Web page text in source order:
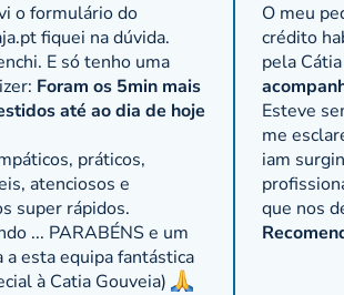
o formulário do
fiquei na dúvida.
E só tenho uma
Foram os 5min mais
até ao dia de hoje
práticos,
atenciosos e
super rápidos.
... PARABÉNS e um
a esta equipa fantástica
à Catia Gouveia)
O meu
crédito
pela
Esteve
me
iam
que nos